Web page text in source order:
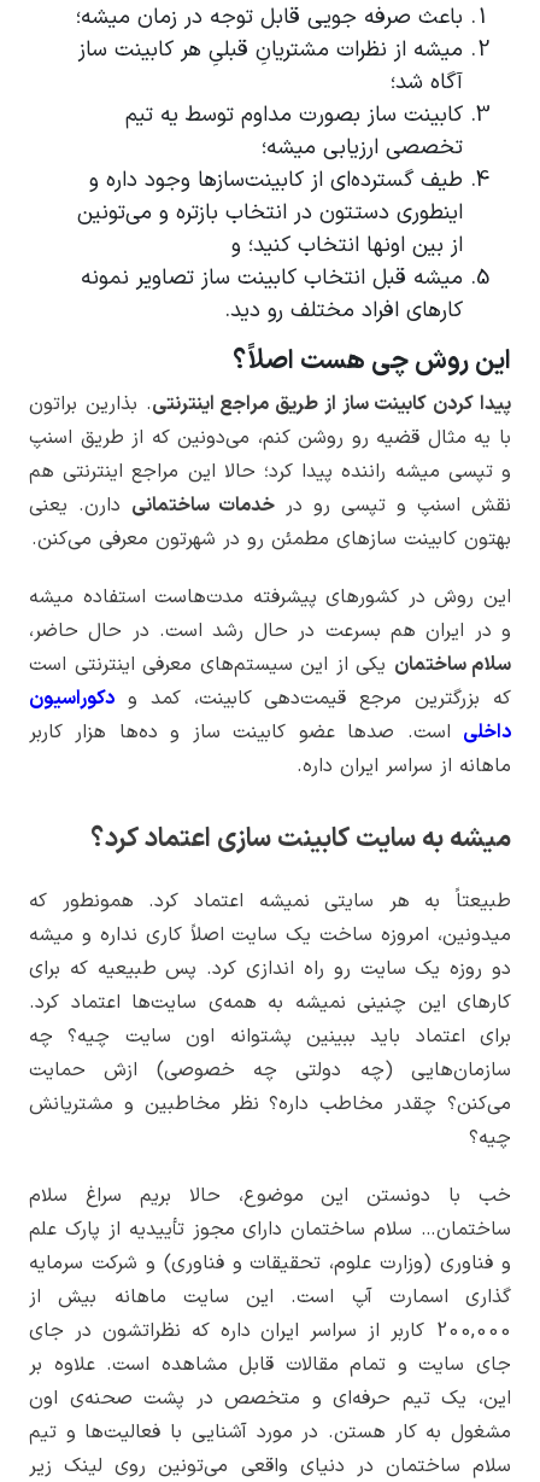
باعث صرفه جویی قابل توجه در زمان میشه؛
میشه از نظرات مشتریانِ قبلیِ هر کابینت ساز
آگاه شد؛
کابینت ساز بصورت مداوم توسط یه تیم
تخصصی ارزیابی میشه؛
طیف گسترده‌ای از کابینت‌سازها وجود داره و
اینطوری دستتون در انتخاب بازتره و می‌تونین
از بین اونها انتخاب کنید؛ و
میشه قبل انتخاب کابینت ساز تصاویر نمونه
کارهای افراد مختلف رو دید.
این روش چی هست اصلاً؟
پیدا کردن کابینت ساز از طریق مراجع اینترنتی. بذارین براتون
با یه مثال قضیه رو روشن کنم، می‌دونین که از طریق اسنپ
و تپسی میشه راننده پیدا کرد؛ حالا این مراجع اینترنتی هم
نقش اسنپ و تپسی رو در خدمات ساختمانی دارن. یعنی
بهتون کابینت سازهای مطمئن رو در شهرتون معرفی می‌کنن.
این روش در کشورهای پیشرفته مدت‌هاست استفاده میشه
و در ایران هم بسرعت در حال رشد است. در حال حاضر،
سلام ساختمان یکی از این سیستم‌های معرفی اینترنتی است
که بزرگترین مرجع قیمت‌دهی کابینت، کمد و دکوراسیون
داخلی است. صدها عضو کابینت ساز و ده‌ها هزار کاربر
ماهانه از سراسر ایران داره.
میشه به سایت کابینت سازی اعتماد کرد؟
طبیعتاً به هر سایتی نمیشه اعتماد کرد. همونطور که
میدونین، امروزه ساخت یک سایت اصلاً کاری نداره و میشه
دو روزه یک سایت رو راه اندازی کرد. پس طبیعیه که برای
کارهای این چنینی نمیشه به همه‌ی سایت‌ها اعتماد کرد.
برای اعتماد باید ببینین پشتوانه اون سایت چیه؟ چه
سازمان‌هایی (چه دولتی چه خصوصی) ازش حمایت
می‌کنن؟ چقدر مخاطب داره؟ نظر مخاطبین و مشتریانش
چیه؟
خب با دونستن این موضوع، حالا بریم سراغ سلام
ساختمان… سلام ساختمان دارای مجوز تأییدیه از پارک علم
و فناوری (وزارت علوم، تحقیقات و فناوری) و شرکت سرمایه
گذاری اسمارت آپ است. این سایت ماهانه بیش از
200,000 کاربر از سراسر ایران داره که نظراتشون در جای
جای سایت و تمام مقالات قابل مشاهده است. علاوه بر
این، یک تیم حرفه‌ای و متخصص در پشت صحنه‌ی اون
مشغول به کار هستن. در مورد آشنایی با فعالیت‌ها و تیم
سلام ساختمان در دنیای واقعی می‌تونین روی لینک زیر